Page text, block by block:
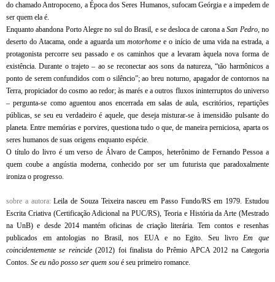
do chamado Antropoceno, a Época dos Seres Humanos, sufocam Geórgia e a impedem de
ser quem ela é.
Enquanto abandona Porto Alegre no sul do Brasil, e se desloca de carona aSan Pedro, no
deserto do Atacama, onde a aguarda um motorhome e o início de uma vida na estrada, a
protagonista percorre seu passado e os caminhos que a levaram àquela nova forma de
existência. Durante o trajeto – ao se reconectar aos sons da natureza, “tão harmônicos a
ponto de serem confundidos com o silêncio”; ao breu noturno, apagador de contornos na
Terra, propiciador do cosmo ao redor; às marés e a outros fluxos ininterruptos do universo
– pergunta-se como aguentou anos encerrada em salas de aula, escritórios, repartições
públicas, se seu eu verdadeiro é aquele, que deseja misturar-se à imensidão pulsante do
planeta. Entre memórias e porvires, questiona tudo o que, de maneira perniciosa, aparta os
seres humanos de suas origens enquanto espécie.
O título do livro é um verso de Álvaro de Campos, heterônimo de Fernando Pessoa a
quem coube a angústia moderna, conhecido por ser um futurista que paradoxalmente
ironiza o progresso.
sobre a autora: Leila de Souza Teixeira nasceu em Passo Fundo/RS em 1979. Estudou
Escrita Criativa (Certificação Adicional na PUC/RS), Teoria e História da Arte (Mestrado
na UnB) e desde 2014 mantém oficinas de criação literária. Tem contos e resenhas
publicados em antologias no Brasil, nos EUA e no Egito. Seu livroEm que
coincidentemente se reincide(2012) foi finalista do Prêmio APCA 2012 na Categoria
Contos. Se eu não posso ser quem sou é seu primeiro romance.